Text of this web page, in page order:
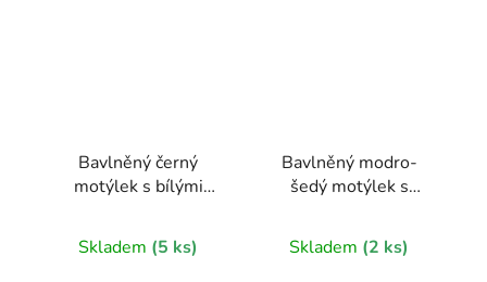
Bavlněný černý
motýlek s bílými
Skladem (5 ks)
Bavlněný modro-
šedý motýlek s
Skladem (2 ks)